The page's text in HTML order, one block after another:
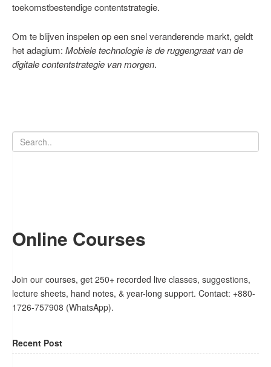
toekomstbestendige contentstrategie.
Om te blijven inspelen op een snel veranderende markt, geldt
het adagium: Mobiele technologie is de ruggengraat van de
digitale contentstrategie van morgen.
Online Courses
Join our courses, get 250+ recorded live classes, suggestions,
lecture sheets, hand notes, & year-long support. Contact: +880-
1726-757908 (WhatsApp).
Recent Post